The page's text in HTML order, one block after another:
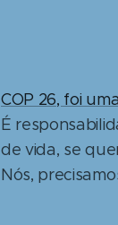
COP 26, foi
É
de vida, se
Nós,